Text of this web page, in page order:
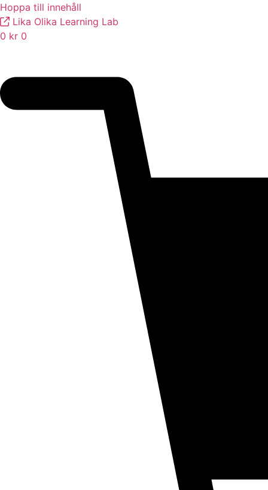
Hoppa till innehåll
Lika Olika Learning Lab
0 kr 0